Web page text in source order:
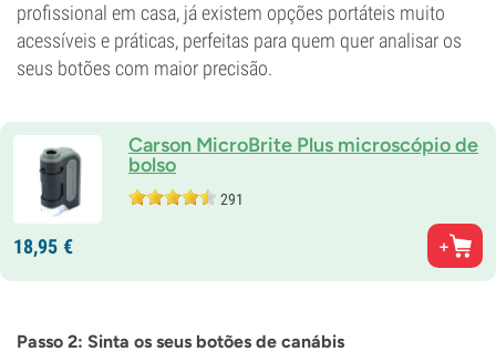
profissional em casa, já existem opções portáteis muito
acessíveis e práticas, perfeitas para quem quer analisar os
seus botões com maior precisão.
Carson MicroBrite Plus microscópio de
bolso
291
18,95 €
Passo 2: Sinta os seus botões de canábis